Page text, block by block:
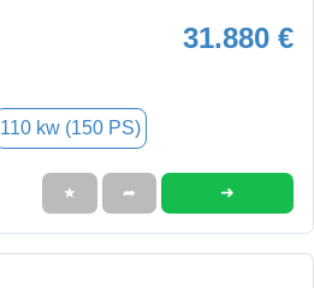
31.880 €
110 kw (150 PS)
★ ➦ ➜